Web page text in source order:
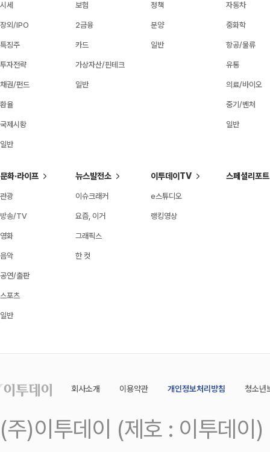
시세
장외/IPO
특징주
투자전략
채권/펀드
환율
국제시황
일반
보험
2금융
카드
가상자산/핀테크
일반
정책
분양
일반
자동차
중화학
항공/물류
유통
의료/바이오
중기/벤처
일반
문화·라이프
관광
방송/TV
영화
음악
공연/출판
스포츠
일반
뉴스발전소
이슈크래커
요즘, 이거
그래픽스
한 컷
이투데이TV
e스튜디오
랭킹영상
스페셜리포트
회사소개 이용약관 개인정보처리방침 청소년
(주)이투데이 (제호 : 이투데